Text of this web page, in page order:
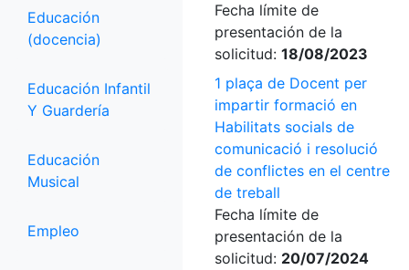
Educación
(docencia)
Educación Infantil
Y Guardería
Educación
Musical
Empleo
Fecha límite de
presentación de la
solicitud: 18/08/2023
1 plaça de Docent per
impartir formació en
Habilitats socials de
comunicació i resolució
de conflictes en el centre
de treball
Fecha límite de
presentación de la
solicitud: 20/07/2024